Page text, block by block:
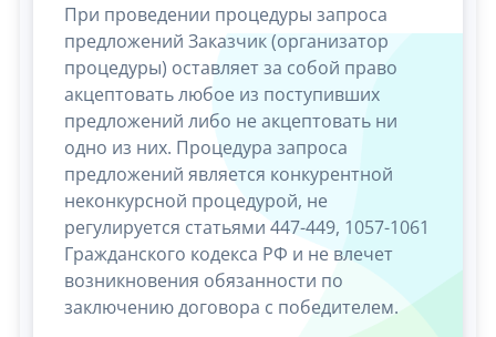
При проведении процедуры запроса
предложений Заказчик (организатор
процедуры) оставляет за собой право
акцептовать любое из поступивших
предложений либо не акцептовать ни
одно из них. Процедура запроса
предложений является конкурентной
неконкурсной процедурой, не
регулируется статьями 447-449, 1057-1061
Гражданского кодекса РФ и не влечет
возникновения обязанности по
заключению договора с победителем.